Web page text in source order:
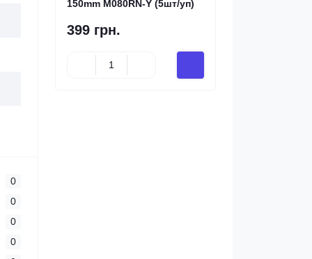
0
0
0
0
150mm M080RN-Y (5шт/уп)
399 грн.